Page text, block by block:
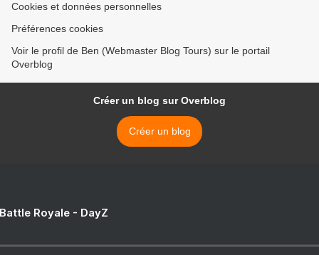
Cookies et données personnelles
Préférences cookies
Voir le profil de Ben (Webmaster Blog Tours) sur le portail
Overblog
Créer un blog sur Overblog
Créer un blog
Royale - DayZ